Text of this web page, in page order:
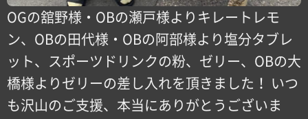
OGの舘野様・OBの瀬戸様よりキレートレモ
ン、OBの田代様・OBの阿部様より塩分タブレ
ット、スポーツドリンクの粉、ゼリー、OBの大
橋様よりゼリーの差し入れを頂きました！ いつ
も沢山のご支援、本当にありがとうございま